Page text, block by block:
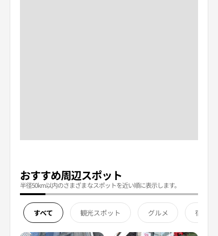
おすすめ周辺スポット
半径50km以内のさまざまなスポットを近い順に表示します。
すべて 観光スポット グルメ 宿泊